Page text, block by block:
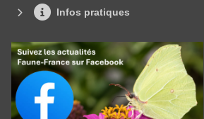
Infos pratiques